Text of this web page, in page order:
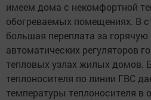
имеем дома с некомфортной
обогреваемых помещениях. В
большая переплата за горячую
автоматических регуляторов
тепловых узлах жилых домов.
теплоносителя по линии ГВС
температуры теплоносителя в